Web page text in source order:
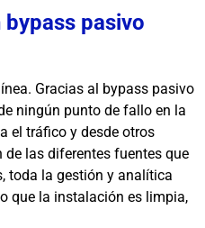
pasivo
Gracias al bypass pasivo
ningún punto de fallo en la
el tráfico y desde otros
las diferentes fuentes que
toda la gestión y analítica
que la instalación es limpia,